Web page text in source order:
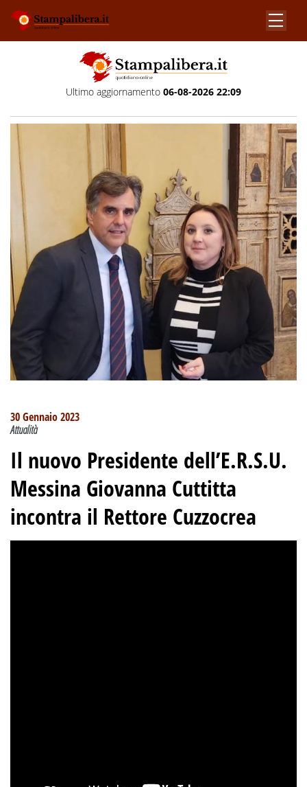
Ultimo aggiornamento 06-08-2026 22:09
30 Gennaio 2023
Attualità
Il nuovo Presidente dell’E.R.S.U.
Messina Giovanna Cuttitta
incontra il Rettore Cuzzocrea